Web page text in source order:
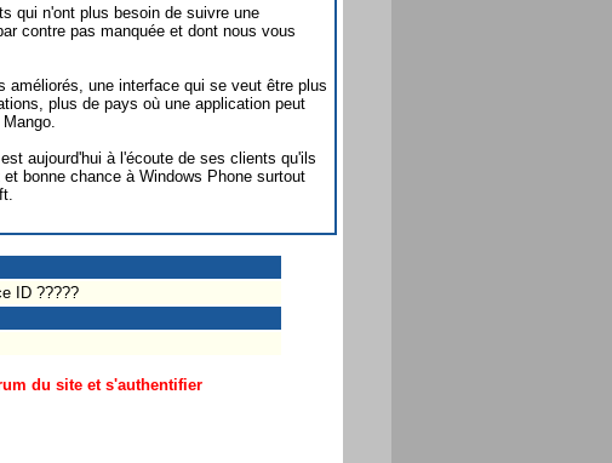
qui n'ont plus besoin de suivre une
contre pas manquée et dont nous vous
améliorés, une interface qui se veut être plus
plus de pays où une application peut
aujourd'hui à l'écoute de ses clients qu'ils
bonne chance à Windows Phone surtout
ID ?????
du site et s'authentifier